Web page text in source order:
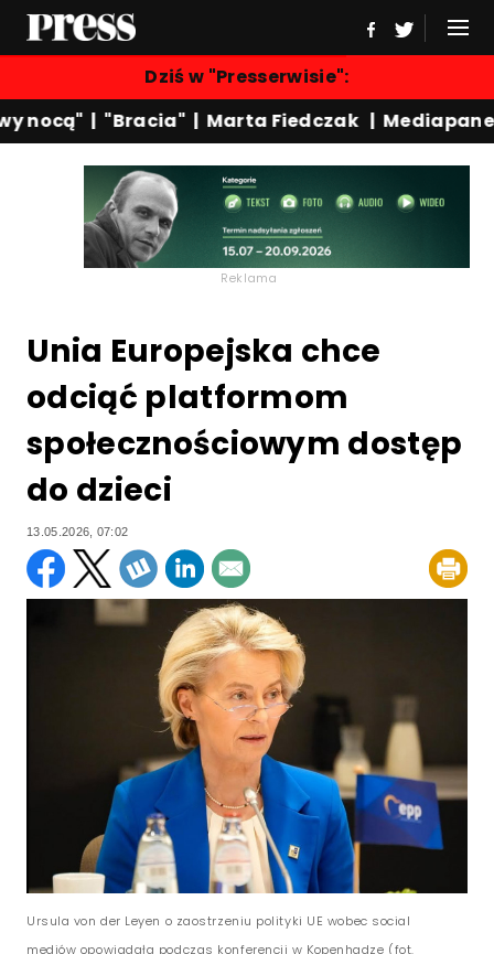
Dziś w "Presserwisie":
nocą"|"Bracia"| Marta Fiedczak| Mediapanel
Reklama
Unia Europejska chce
odciąć platformom
społecznościowym dostęp
do dzieci
13.05.2026, 07:02
Ursula von der Leyen o zaostrzeniu polityki UE wobec social
mediów opowiadała podczas konferencji w Kopenhadze (fot.